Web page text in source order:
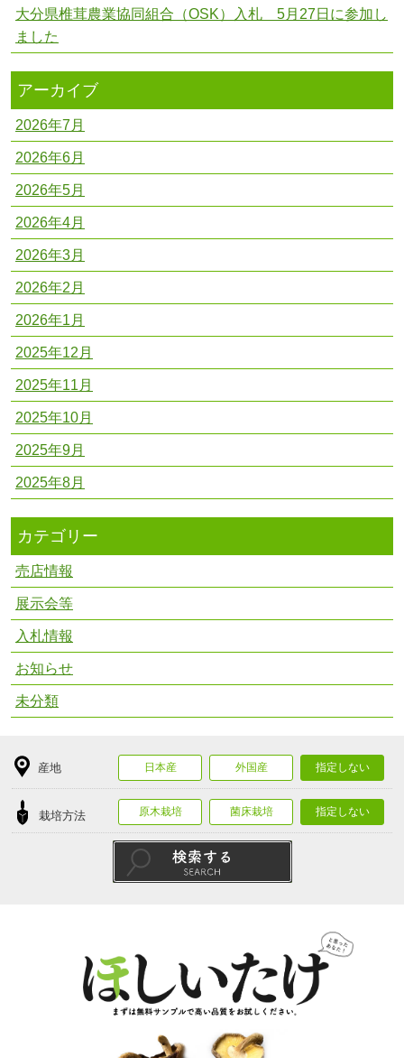
大分県椎茸農業協同組合（OSK）入札 5月27日に参加し
ました
アーカイブ
2026年7月
2026年6月
2026年5月
2026年4月
2026年3月
2026年2月
2026年1月
2025年12月
2025年11月
2025年10月
2025年9月
2025年8月
カテゴリー
売店情報
展示会等
入札情報
お知らせ
未分類
産地 日本産 外国産 指定しない
栽培方法 原木栽培 菌床栽培 指定しない